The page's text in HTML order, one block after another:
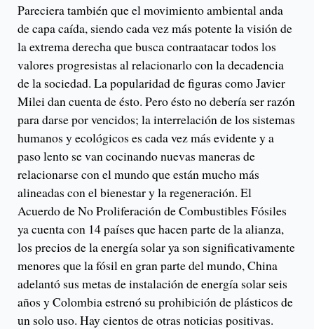
Pareciera también que el movimiento ambiental anda
de capa caída, siendo cada vez más potente la visión de
la extrema derecha que busca contraatacar todos los
valores progresistas al relacionarlo con la decadencia
de la sociedad. La popularidad de figuras como Javier
Milei dan cuenta de ésto. Pero ésto no debería ser razón
para darse por vencidos; la interrelación de los sistemas
humanos y ecológicos es cada vez más evidente y a
paso lento se van cocinando nuevas maneras de
relacionarse con el mundo que están mucho más
alineadas con el bienestar y la regeneración. El
Acuerdo de No Proliferación de Combustibles Fósiles
ya cuenta con 14 países que hacen parte de la alianza,
los precios de la energía solar ya son significativamente
menores que la fósil en gran parte del mundo, China
adelantó sus metas de instalación de energía solar seis
años y Colombia estrenó su prohibición de plásticos de
un solo uso. Hay cientos de otras noticias positivas.